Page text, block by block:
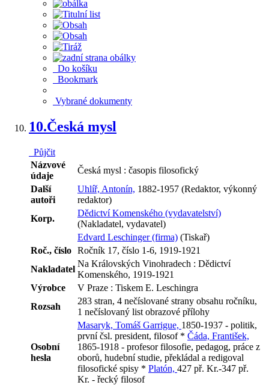
Do košíku
Bookmark
Vybrané dokumenty
10.Česká mysl
Půjčit
Názvové
údaje
Česká mysl : časopis filosofický
Další
autoři
Uhlíř, Antonín, 1882-1957 (Redaktor, výkonný
redaktor)
Korp.
Dědictví Komenského (vydavatelství)
(Nakladatel, vydavatel)
Edvard Leschinger (firma) (Tiskař)
Roč., číslo Ročník 17, číslo 1-6, 1919-1921
Nakladatel
Na Královských Vinohradech : Dědictví
Komenského, 1919-1921
Výrobce
V Praze : Tiskem E. Leschingra
Rozsah
283 stran, 4 nečíslované strany obsahu ročníku,
1 nečíslovaný list obrazové přílohy
Osobní
hesla
Masaryk, Tomáš Garrigue, 1850-1937 - politik,
první čsl. president, filosof * Čáda, František,
1865-1918 - profesor filosofie, pedagog, práce z
oborů, hudební studie, překládal a redigoval
filosofické spisy * Platón, 427 př. Kr.-347 př.
Kr. - řecký filosof